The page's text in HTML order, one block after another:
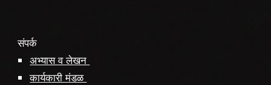
संपर्क
अभ्यास व लेखन
कार्यकारी मंडळ